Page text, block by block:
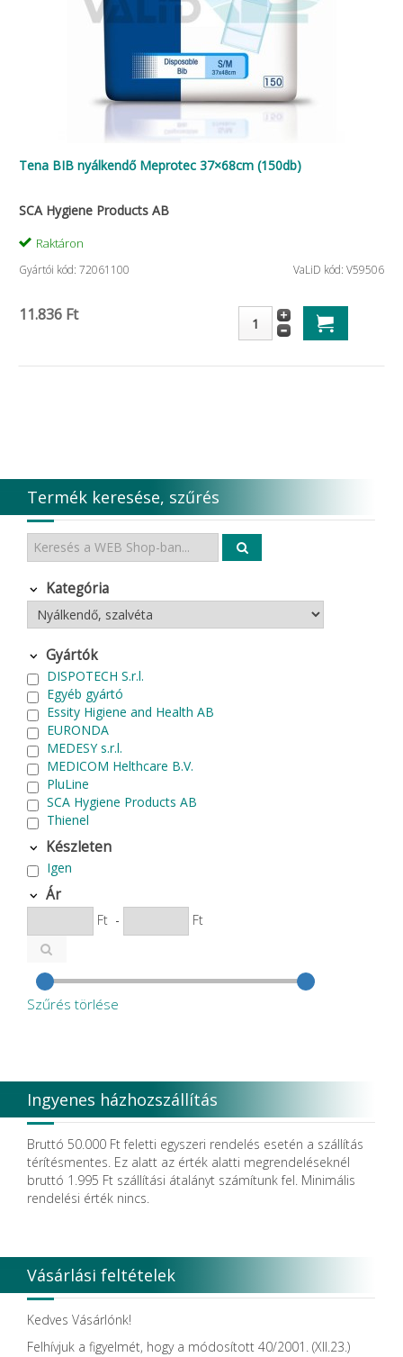
Tena BIB nyálkendő Meprotec 37×68cm (150db)
SCA Hygiene Products AB
Raktáron
Gyártói kód: 72061100 VaLiD kód: V59506
11.836 Ft
Termék keresése, szűrés
Kategória
Gyártók
DISPOTECH S.r.l.
Egyéb gyártó
Essity Higiene and Health AB
EURONDA
MEDESY s.r.l.
MEDICOM Helthcare B.V.
PluLine
SCA Hygiene Products AB
Thienel
Készleten
Igen
Ár
Ft - Ft
Szűrés törlése
Ingyenes házhozszállítás
Bruttó 50.000 Ft feletti egyszeri rendelés esetén a szállítás
térítésmentes. Ez alatt az érték alatti megrendeléseknél
bruttó 1.995 Ft szállítási átalányt számítunk fel. Minimális
rendelési érték nincs.
Vásárlási feltételek
Kedves Vásárlónk!
Felhívjuk a figyelmét, hogy a módosított 40/2001. (XII.23.)